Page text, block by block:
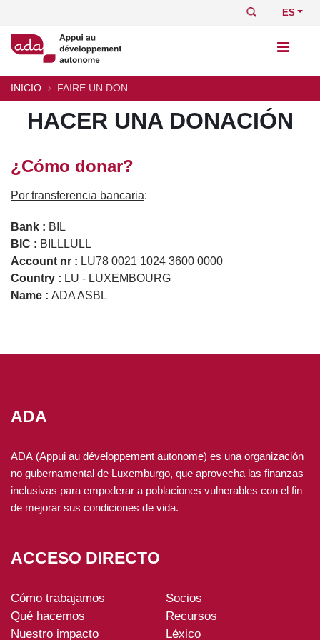
contenido
principal
Buscar
Select
Sobrescribir
enlaces
ayuda
a
la
navegación
INICIO FAIRE UN DON
HACER UNA DONACIÓN
¿Cómo donar?
Por transferencia bancaria:
Bank : BIL
BIC : BILLLULL
Account nr : LU78 0021 1024 3600 0000
Country : LU - LUXEMBOURG
Name : ADA ASBL
ADA
ADA (Appui au développement autonome) es una organización
no gubernamental de Luxemburgo, que aprovecha las finanzas
inclusivas para empoderar a poblaciones vulnerables con el fin
de mejorar sus condiciones de vida.
ACCESO DIRECTO
ADA-
footer
Cómo trabajamos
Qué hacemos
Nuestro impacto
Socios
Recursos
Léxico